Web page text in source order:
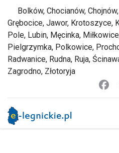
Bolków, Chocianów, Chojnów,
Grębocice, Jawor, Krotoszyce,
Pole, Lubin, Męcinka,
Pielgrzymka, Polkowice,
Radwanice, Rudna, Ruja,
Zagrodno, Złotoryja